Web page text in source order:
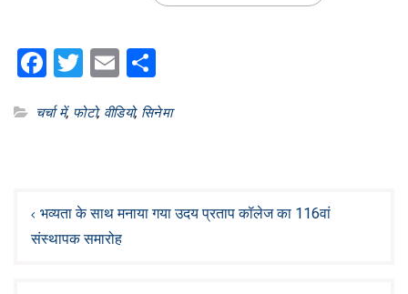
Facebook
Twitter
Email
चर्चा में, फोटो, वीडियो, सिनेमा
navigation
भव्यता के साथ मनाया गया उदय प्रताप कॉलेज का 116वां
संस्थापक समारोह